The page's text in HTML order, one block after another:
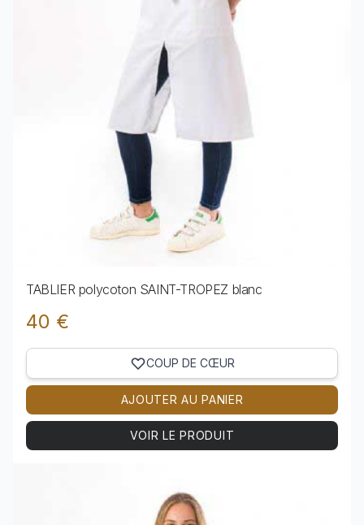
TABLIER polycoton SAINT-TROPEZ blanc
40 €
COUP DE CŒUR
AJOUTER AU PANIER
VOIR LE PRODUIT